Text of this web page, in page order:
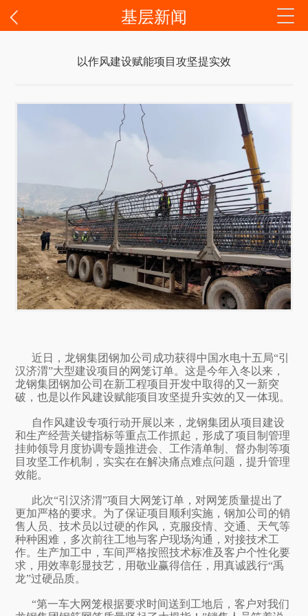
基层新闻
以作风建设赋能项目攻坚提实效
近日，龙钢集团钢加公司成功获得中国水电十五局“引
汉济渭”大型建设项目的网笼订单。这是今年入冬以来，
龙钢集团钢加公司在新工程项目开发中取得的又一新突
破，也是以作风建设赋能项目攻坚提升实效的又一体现。
自作风建设专项行动开展以来，龙钢集团从项目建设
和生产经营关键指标等重点工作抓起，形成了项目制管理
挂帅领导月度协调专题推进会、工作清单制、督办制等项
目攻坚工作机制，实实在在解决痛点难点问题，提升管理
效能。
此次“引汉济渭”项目大网笼订单，对网笼质量提出了
更加严格的要求。为了保证项目顺利实施，钢加公司的销
售人员、技术员以过硬的作风，克服疫情、交通、天气等
种种困难，多次前往工地与客户现场沟通，对接技术工
作。生产加工中，车间严格按照技术标准及客户个性化要
求，用效率彰显技艺，用敬业赢得信任，用真诚践行“禹
龙”过硬品质。
“第一车大网笼根据要求时间送到工地后，客户对我们